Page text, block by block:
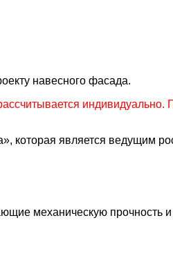
навесного фасада.
индивидуально.
является ведущим
механическую прочность и